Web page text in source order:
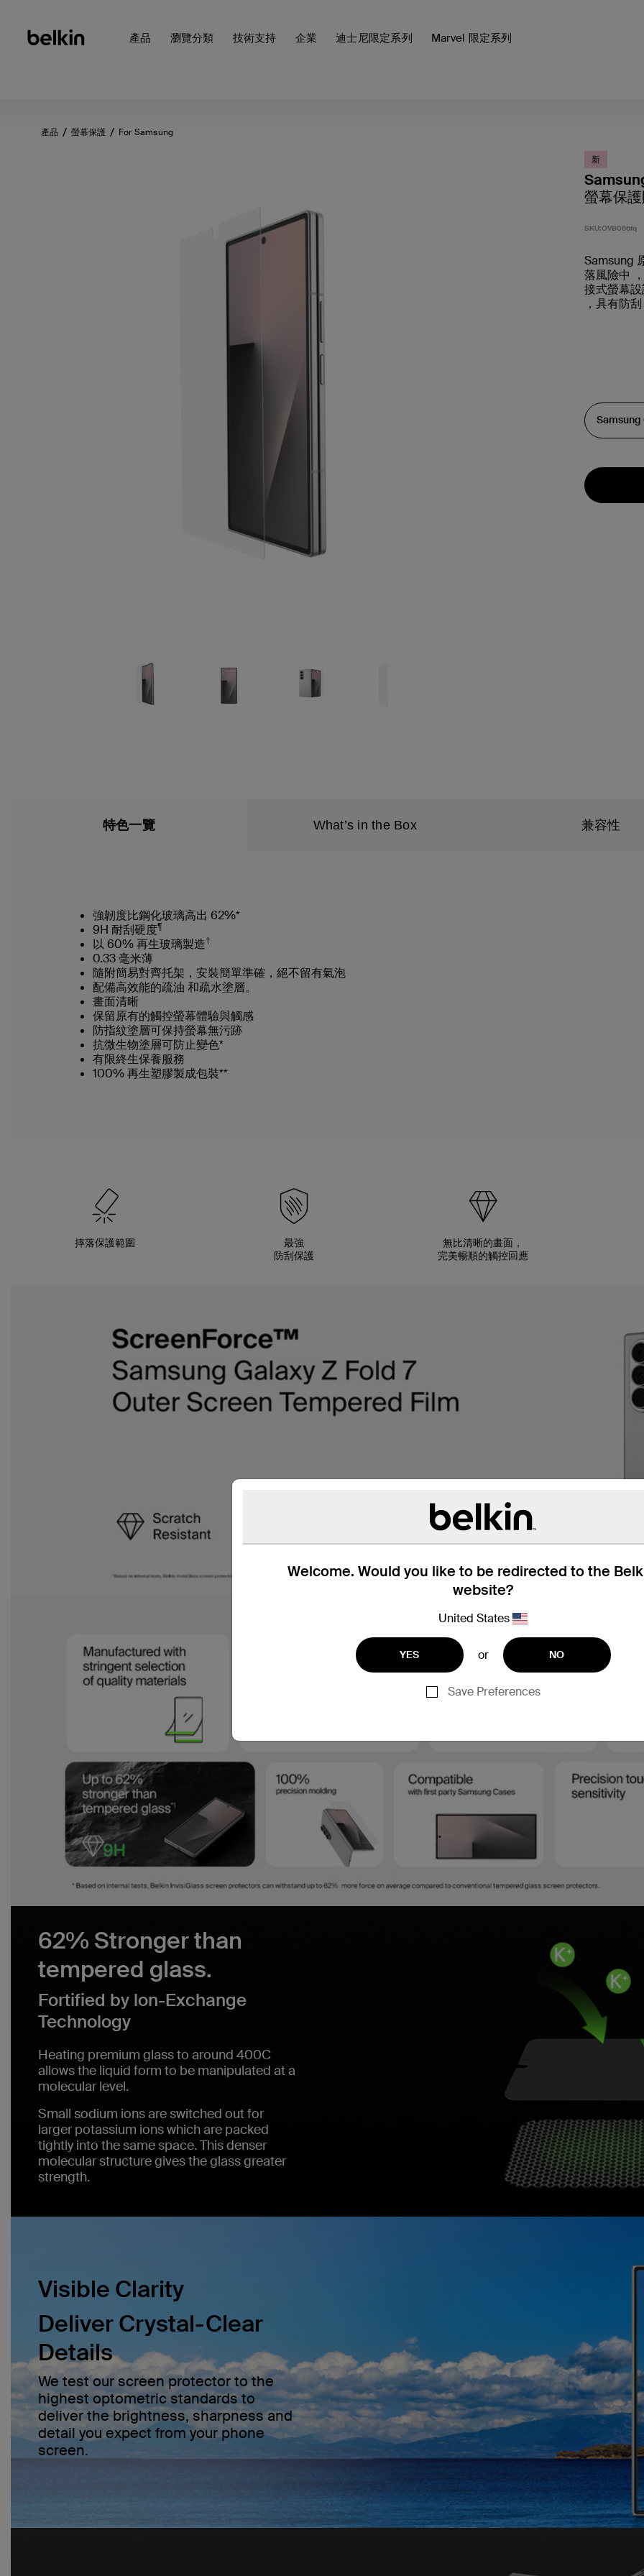
產品 瀏覽分類 技術支持 企業 迪士尼限定系列 Marvel 限定系列
Welcome. Would you like to be redirected to the
website?
United States
YES or NO
Save Preferences
產品 螢幕保護 For Samsung
新
螢幕保
SKU:OVB066fq
Samsung
落風險中
接式螢幕
，具有防
特色一覽 What’s in the Box 兼容性
強韌度比鋼化玻璃高出 62%*
9H 耐刮硬度¶
以 60% 再生玻璃製造†
0.33 毫米薄
隨附簡易對齊托架，安裝簡單準確，絕不留有氣泡
配備高效能的疏油 和疏水塗層。
畫面清晰
保留原有的觸控螢幕體驗與觸感
防指紋塗層可保持螢幕無污跡
抗微生物塗層可防止變色*
有限終生保養服務
100% 再生塑膠製成包裝**
摔落保護範圍
最強
防刮保護
無比清晰的畫面，
完美暢順的觸控回應
62% Stronger than
tempered glass.
Fortified by lon-Exchange
Technology
Heating premium glass to around 400C
allows the liquid form to be manipulated at a
molecular level.
Small sodium ions are switched out for
larger potassium ions which are packed
tightly into the same space. This denser
molecular structure gives the glass greater
strength.
Visible Clarity
Deliver Crystal-Clear
Details
We test our screen protector to the
highest optometric standards to
deliver the brightness, sharpness and
detail you expect from your phone
screen.